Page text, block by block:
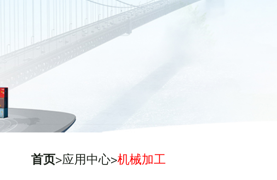
首页>应用中心>机械加工